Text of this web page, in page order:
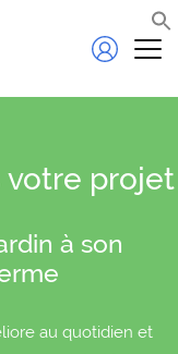
votre projet
à son
au quotidien et